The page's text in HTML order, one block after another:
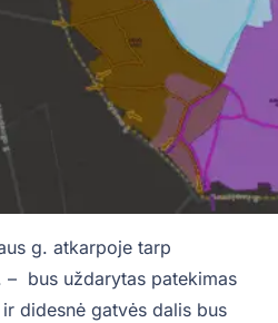
g. atkarpoje tarp
– bus uždarytas patekimas
didesnė gatvės dalis bus